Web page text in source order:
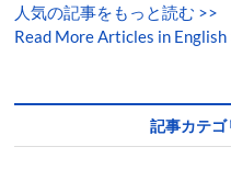
人気の記事をもっと読む >>
Read More Articles in English
記事カテゴ